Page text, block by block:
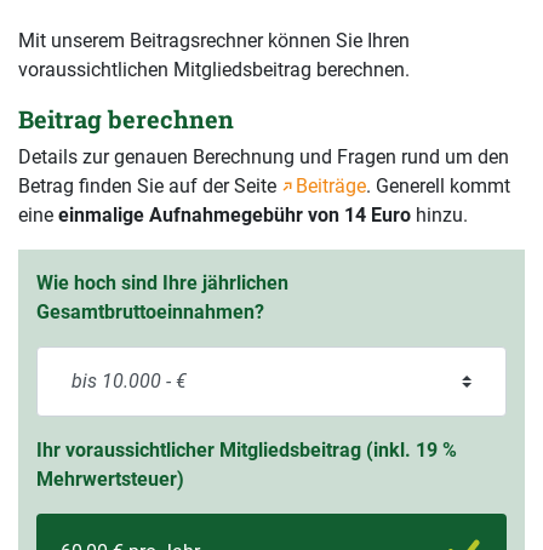
Mit unserem Beitragsrechner können Sie Ihren
voraussichtlichen Mitgliedsbeitrag berechnen.
Beitrag berechnen
Details zur genauen Berechnung und Fragen rund um den
Betrag finden Sie auf der Seite
Beiträge. Generell kommt
eine einmalige Aufnahmegebühr von 14 Euro hinzu.
Wie hoch sind Ihre jährlichen
Gesamtbruttoeinnahmen?
Ihr voraussichtlicher Mitgliedsbeitrag (inkl. 19 %
Mehrwertsteuer)